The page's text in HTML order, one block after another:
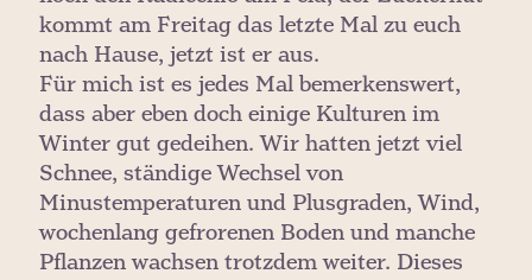
kommt am Freitag das letzte Mal zu euch
nach Hause, jetzt ist er aus.
Für mich ist es jedes Mal bemerkenswert,
dass aber eben doch einige Kulturen im
Winter gut gedeihen. Wir hatten jetzt viel
Schnee, ständige Wechsel von
Minustemperaturen und Plusgraden, Wind,
wochenlang gefrorenen Boden und manche
Pflanzen wachsen trotzdem weiter. Dieses